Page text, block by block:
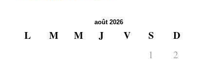
août 2026
L M M J V S D
1
2